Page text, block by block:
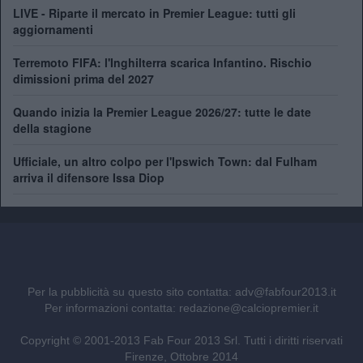
LIVE - Riparte il mercato in Premier League: tutti gli
aggiornamenti
Terremoto FIFA: l'Inghilterra scarica Infantino. Rischio
dimissioni prima del 2027
Quando inizia la Premier League 2026/27: tutte le date
della stagione
Ufficiale, un altro colpo per l'Ipswich Town: dal Fulham
arriva il difensore Issa Diop
Per la pubblicità su questo sito contatta: adv@fabfour2013.it
Per informazioni contatta: redazione@calciopremier.it
Copyright © 2001-2013 Fab Four 2013 Srl. Tutti i diritti riservati
Firenze, Ottobre 2014